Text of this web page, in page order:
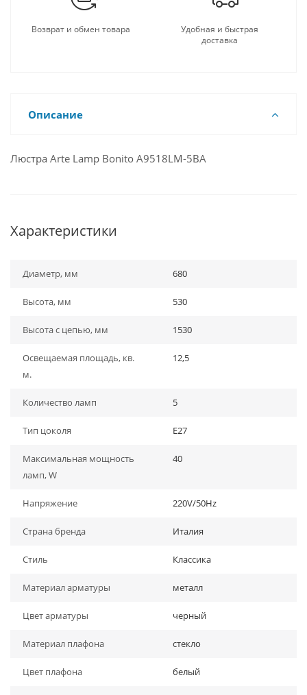
Возврат и обмен товара
Удобная и быстрая
доставка
Описание
Люстра Arte Lamp Bonito A9518LM-5BA
Характеристики
Диаметр, мм 680
Высота, мм 530
Высота с цепью, мм 1530
Освещаемая площадь, кв.
м.
12,5
Количество ламп 5
Тип цоколя E27
Максимальная мощность
ламп, W
40
Напряжение 220V/50Hz
Страна бренда Италия
Стиль Классика
Материал арматуры металл
Цвет арматуры черный
Материал плафона стекло
Цвет плафона белый